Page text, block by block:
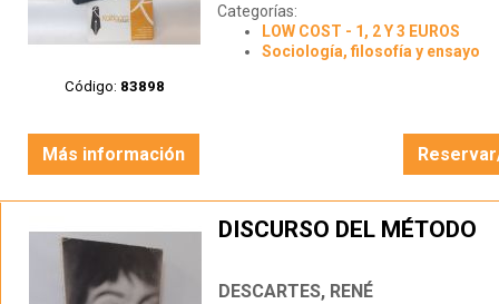
Código: 83898
Categorías:
LOW COST - 1, 2 Y 3 EUROS
Sociología, filosofía y ensayo
Más información
DISCURSO DEL MÉTODO
DESCARTES, RENÉ